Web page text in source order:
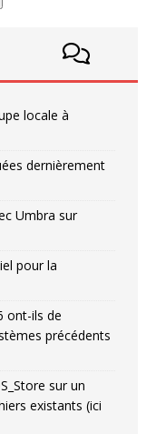
locale à
dernièrement
Umbra sur
pour la
ont-ils de
précédents
sur un
existants (ici